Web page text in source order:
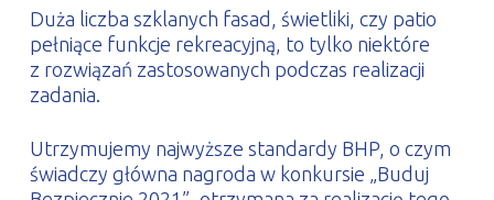
Duża liczba szklanych fasad, świetliki, czy patio
pełniące funkcje rekreacyjną, to tylko niektóre
z rozwiązań zastosowanych podczas realizacji
zadania.
Utrzymujemy najwyższe standardy BHP, o czym
świadczy główna nagroda w konkursie „Buduj